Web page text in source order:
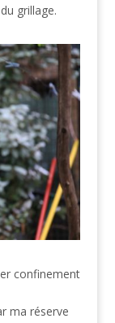
grillage.
confinement
ma réserve